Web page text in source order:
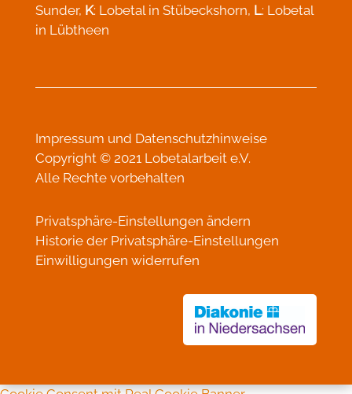
Sunder, K: Lobetal in Stübeckshorn, L: Lobetal
in Lübtheen
Impressum und Datenschutzhinweise
Copyright © 2021 Lobetalarbeit e.V.
Alle Rechte vorbehalten
Privatsphäre-Einstellungen ändern
Historie der Privatsphäre-Einstellungen
Einwilligungen widerrufen